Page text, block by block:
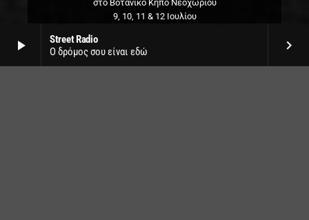
play_arrow
Street Radio
Ο δρόμος σου είναι εδώ
keyboard_arrow_right
στο Βοτανικό Κήπο Νεοχωρίου
9, 10, 11 & 12 Ιουλίου